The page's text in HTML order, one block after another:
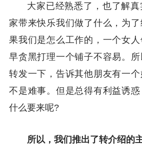
大家已经熟悉了，也了解
家带来快乐我们做了什么，为
果我们是怎么工作的，一个女
早贪黑打理一个铺子不容易。
转发一下，告诉其他朋友有一
不是难事。但是总得有利益诱
什么要来呢?
所以，我们推出了转介绍的